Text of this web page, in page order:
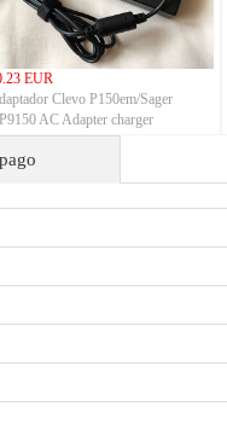
EUR
Clevo P150em/Sager
AC Adapter charger